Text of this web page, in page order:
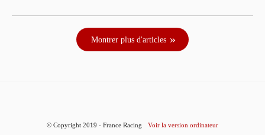
Montrer plus d'articles
© Copyright 2019 - France Racing Voir la version ordinateur